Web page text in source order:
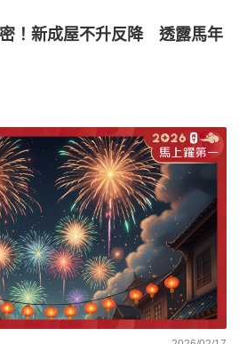
！新成屋不升反降 透露馬年